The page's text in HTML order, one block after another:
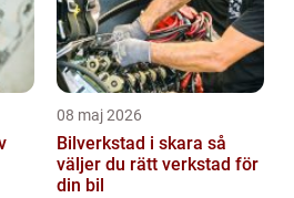
08 maj 2026
Bilverkstad i skara så
väljer du rätt verkstad för
din bil